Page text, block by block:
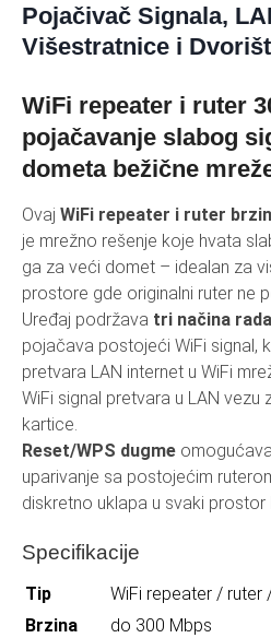
Pojačivač Signala,
Višestratnice i
WiFi repeater i ruter
pojačavanje slabog
dometa bežične
Ovaj WiFi repeater i ruter
je mrežno rešenje koje hvata
ga za veći domet – idealan za
prostore gde originalni ruter ne
Uređaj podržava tri načina rada
pojačava postojeći WiFi signal,
pretvara LAN internet u WiFi
WiFi signal pretvara u LAN vezu
kartice.
Reset/WPS dugme
uparivanje sa postojećim
diskretno uklapa u svaki prostor
Specifikacije
Tip
WiFi repeater /
Brzina
do 300 Mbps